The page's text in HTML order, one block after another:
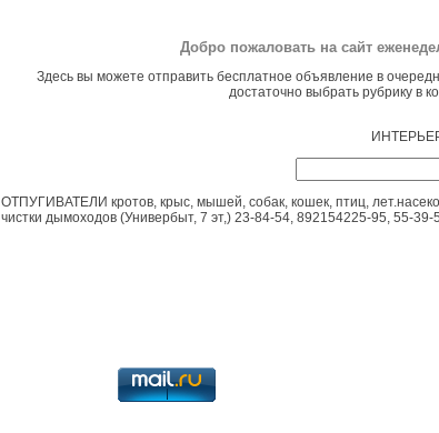
Добро пожаловать на сайт
Здесь вы можете отправить бесплатное объявление в
достаточно выбрать рубрику в
ОТПУГИВАТЕЛИ кротов, крыс, мышей, собак, кошек, птиц,
чистки дымоходов (Универбыт, 7 эт,) 23-84-54, 892154225-95, 55-39-